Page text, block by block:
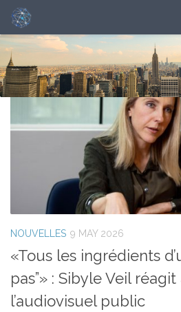
DAILY ARCHIVE:MAY 9, 2026
NOUVELLES 9 MAY 2026
«Tous les ingrédients
pas”» : Sibyle Veil
l’audiovisuel public